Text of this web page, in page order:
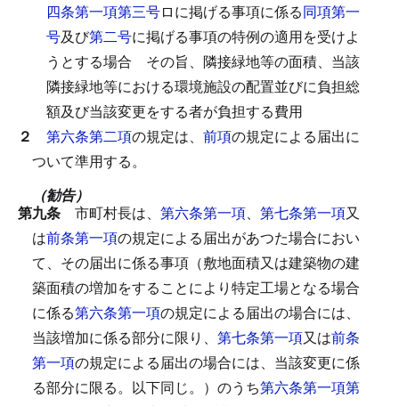
四条第一項第三号ロに掲げる事項に係る同項第一
号及び第二号に掲げる事項の特例の適用を受けよ
うとする場合
その旨、隣接緑地等の面積、当該
隣接緑地等における環境施設の配置並びに負担総
額及び当該変更をする者が負担する費用
２ 第六条第二項の規定は、 前項の規定による届出に
ついて準用する。
（勧告）
第九条 市町村長は、 第六条第一項、 第七条第一項又
は前条第一項の規定による届出があつた場合におい
て、その届出に係る事項（敷地面積又は建築物の建
築面積の増加をすることにより特定工場となる場合
に係る第六条第一項の規定による届出の場合には、
当該増加に係る部分に限り、 第七条第一項又は前条
第一項の規定による届出の場合には、当該変更に係
る部分に限る。以下同じ。）のうち第六条第一項第